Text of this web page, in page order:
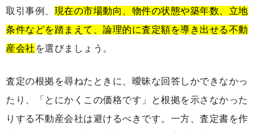
取引事例、 現在の市場動向、物件の状態や築年数、立地
条件などを踏まえて、論理的に査定額を導き出せる不動
産会社 を選びましょう。
査定の根拠を尋ねたときに、曖昧な回答しかできなかっ
たり、「とにかくこの価格です」と根拠を示さなかった
りする不動産会社は避けるべきです。一方、査定書を作